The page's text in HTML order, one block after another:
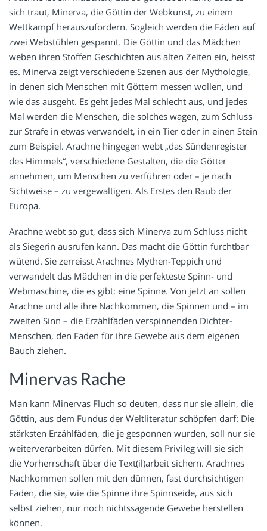
sich traut, Minerva, die Göttin der Webkunst, zu einem
Wettkampf herauszufordern. Sogleich werden die Fäden auf
zwei Webstühlen gespannt. Die Göttin und das Mädchen
weben ihren Stoffen Geschichten aus alten Zeiten ein, heisst
es. Minerva zeigt verschiedene Szenen aus der Mythologie,
in denen sich Menschen mit Göttern messen wollen, und
wie das ausgeht. Es geht jedes Mal schlecht aus, und jedes
Mal werden die Menschen, die solches wagen, zum Schluss
zur Strafe in etwas verwandelt, in ein Tier oder in einen Stein
zum Beispiel. Arachne hingegen webt „das Sündenregister
des Himmels“, verschiedene Gestalten, die die Götter
annehmen, um Menschen zu verführen oder – je nach
Sichtweise – zu vergewaltigen. Als Erstes den Raub der
Europa.
Arachne webt so gut, dass sich Minerva zum Schluss nicht
als Siegerin ausrufen kann. Das macht die Göttin furchtbar
wütend. Sie zerreisst Arachnes Mythen-Teppich und
verwandelt das Mädchen in die perfekteste Spinn- und
Webmaschine, die es gibt: eine Spinne. Von jetzt an sollen
Arachne und alle ihre Nachkommen, die Spinnen und – im
zweiten Sinn – die Erzählfäden verspinnenden Dichter-
Menschen, den Faden für ihre Gewebe aus dem eigenen
Bauch ziehen.
Minervas Rache
Man kann Minervas Fluch so deuten, dass nur sie allein, die
Göttin, aus dem Fundus der Weltliteratur schöpfen darf: Die
stärksten Erzählfäden, die je gesponnen wurden, soll nur sie
weiterverarbeiten dürfen. Mit diesem Privileg will sie sich
die Vorherrschaft über die Text(il)arbeit sichern. Arachnes
Nachkommen sollen mit den dünnen, fast durchsichtigen
Fäden, die sie, wie die Spinne ihre Spinnseide, aus sich
selbst ziehen, nur noch nichtssagende Gewebe herstellen
können.